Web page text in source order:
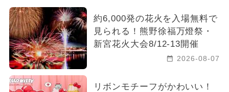
約6,000発の花火を入場無料で
見られる！熊野徐福万燈祭・
新宮花火大会8/12-13開催
2026-08-07
リボンモチーフがかわいい！